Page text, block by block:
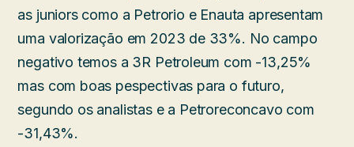
as juniors como a Petrorio e Enauta apresentam
uma valorização em 2023 de 33%. No campo
negativo temos a 3R Petroleum com -13,25%
mas com boas pespectivas para o futuro,
segundo os analistas e a Petroreconcavo com
-31,43%.